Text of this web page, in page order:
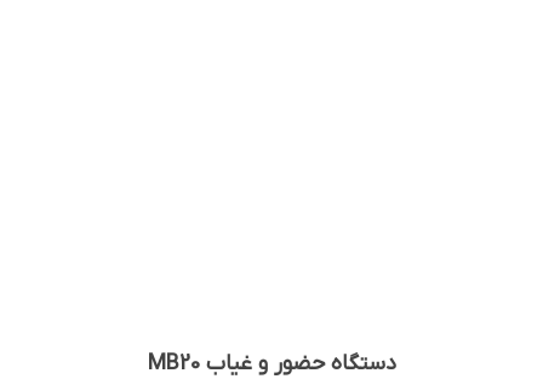
دستگاه حضور و غیاب MB20